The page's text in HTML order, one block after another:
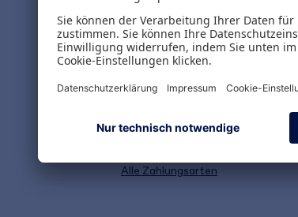
Versand &
Versandpauschalen
Alle Zahlungsarten